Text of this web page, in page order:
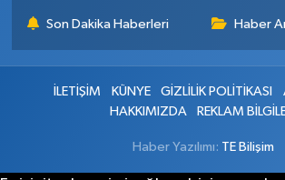
Son Dakika Haberleri Haber
İLETİŞİM KÜNYE GİZLİLİK POLİTİKASI
HAKKIMIZDA
REKLAM
Haber Yazılımı: TE Bilişim